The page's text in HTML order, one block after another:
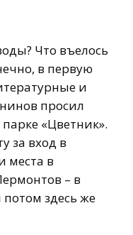
Что въелось
в первую
и
просил
«Цветник».
за вход в
места в
– в
здесь же